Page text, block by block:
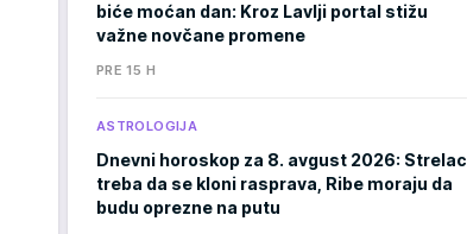
biće moćan dan: Kroz Lavlji portal stižu
važne novčane promene
PRE 15 H
ASTROLOGIJA
Dnevni horoskop za 8. avgust 2026: Strelac
treba da se kloni rasprava, Ribe moraju da
budu oprezne na putu